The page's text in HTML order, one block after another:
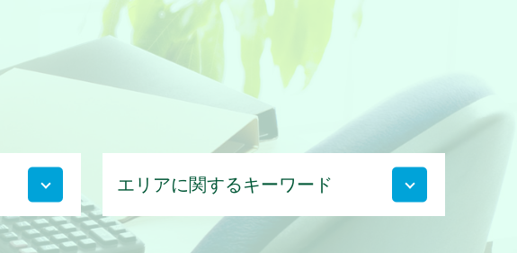
エリアに関するキーワード
大野城市 弁護士 相続